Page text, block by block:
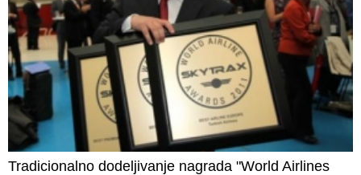
Tradicionalno dodeljivanje nagrada "World Airlines